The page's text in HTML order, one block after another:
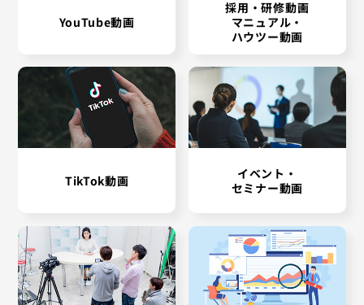
YouTube動画
TikTok動画
採用・研修動画
マニュアル・
ハウツー動画
イベント・
セミナー動画